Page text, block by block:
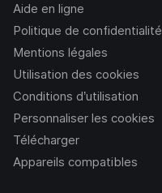
Aide en ligne
Politique de confidentialité
Mentions légales
Utilisation des cookies
Conditions d’utilisation
Personnaliser les cookies
Télécharger
Appareils compatibles